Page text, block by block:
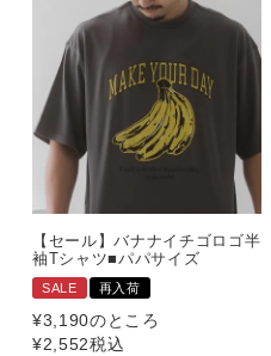
【セール】バナナイチゴロゴ半
袖Tシャツ■パパサイズ
SALE 再入荷
¥3,190のところ
¥2,552税込